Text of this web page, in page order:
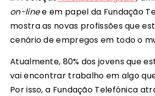
on-linee em papel da Fundação
mostra as novas profissões que
cenário de empregos em todo o
Atualmente, 80% dos jovens que
vai encontrar trabalho em algo
Por isso, a Fundação Telefónica